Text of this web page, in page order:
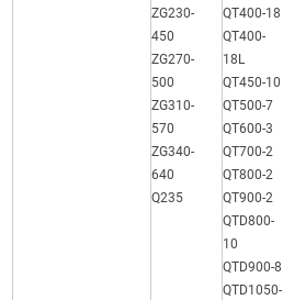
ZG230-
450
ZG270-
500
ZG310-
570
ZG340-
640
Q235
QT400-18
QT400-
18L
QT450-10
QT500-7
QT600-3
QT700-2
QT800-2
QT900-2
QTD800-
10
QTD900-8
QTD1050-